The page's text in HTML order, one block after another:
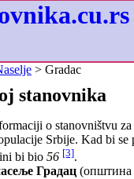
> Gradac
stanovnika
o stanovništvu za
Srbije. Kad bi
bi bio 56 [3].
Градац (општина